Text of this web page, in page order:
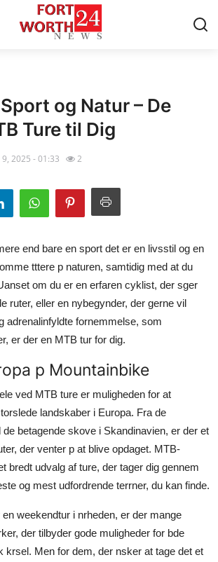
og Natur – De
Ture til Dig
2025 - 01:33 2
end bare en sport det er en livsstil og en
tttere p naturen, samtidig med at du
om du er en erfaren cyklist, der sger
ruter, eller en nybegynder, der gerne vil
adrenalinfyldte fornemmelse, som
er der en MTB tur for dig.
p Mountainbike
ved MTB ture er muligheden for at
landskaber i Europa. Fra de
betagende skove i Skandinavien, er der et
der venter p at blive opdaget. MTB-
bredt udvalg af ture, der tager dig gennem
og mest udfordrende terrner, du kan finde.
weekendtur i nrheden, er der mange
der tilbyder gode muligheder for bde
krsel. Men for dem, der nsker at tage det et